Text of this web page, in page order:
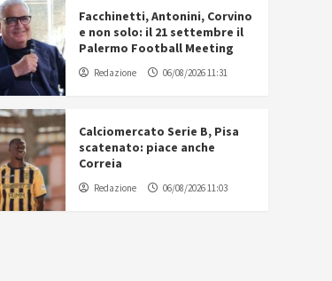
Facchinetti, Antonini, Corvino
e non solo: il 21 settembre il
Palermo Football Meeting
Redazione 06/08/2026 11:31
Calciomercato Serie B, Pisa
scatenato: piace anche
Correia
Redazione 06/08/2026 11:03